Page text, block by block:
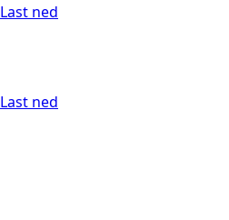
Last ned
Last ned